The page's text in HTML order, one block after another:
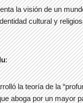
la visión de un
cultural y
:
la teoría de la
aboga por un mayor